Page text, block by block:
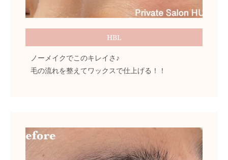
HBL
ノーメイクでこのキレイさ♪
毛の流れを整えてワックスで仕上げる！！